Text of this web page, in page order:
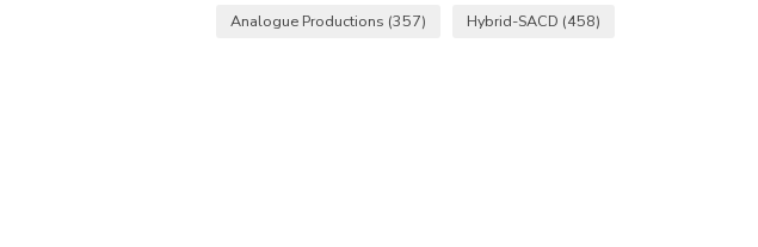
Analogue Productions (357) Hybrid-SACD (458)